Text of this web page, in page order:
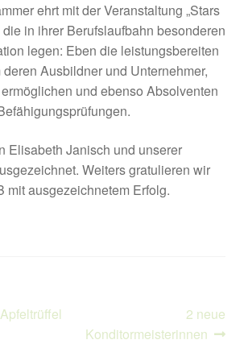
ehrt mit der Veranstaltung „Stars
die in ihrer Berufslaufbahn besonderen
legen: Eben die leistungsbereiten
Ausbildner und Unternehmer,
und ebenso Absolventen
Elisabeth Janisch und unserer
Weiters gratulieren wir
mit ausgezeichnetem Erfolg.
Nächster
Beitrag:
2 neue
Konditormeisterinnen